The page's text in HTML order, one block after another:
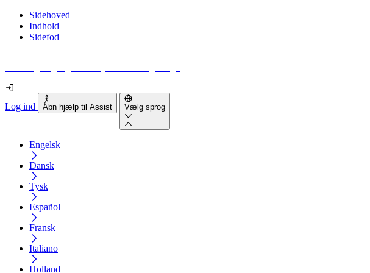
Sidehoved
Indhold
Sidefod
Log ind Åbn hjælp til Assist Vælg sprog
Engelsk
Dansk
Tysk
Español
Fransk
Italiano
Holland